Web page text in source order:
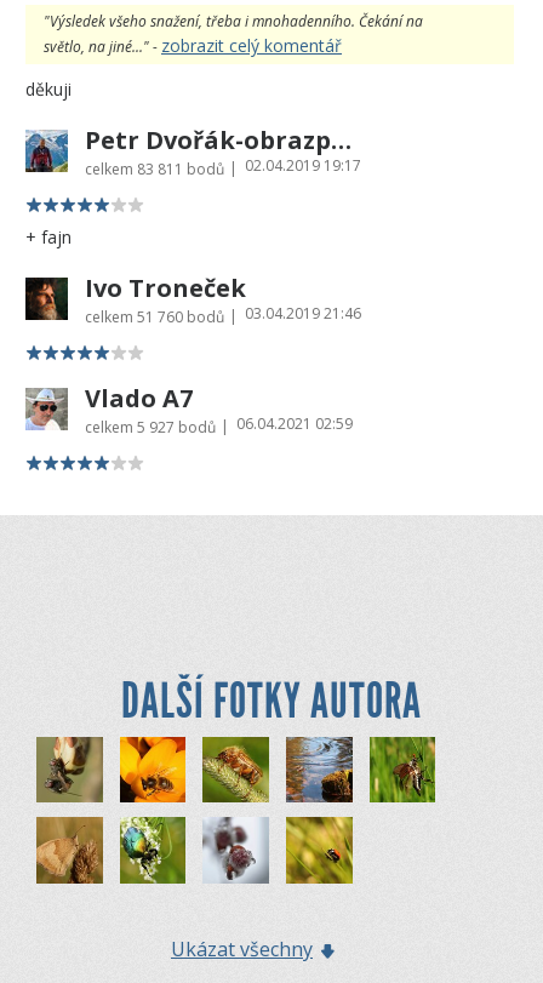
"Výsledek všeho snažení, třeba i mnohadenního. Čekání na
světlo, na jiné..." - zobrazit celý komentář
děkuji
Petr Dvořák-obrazprovas.cz
celkem 83 811 bodů | 02.04.2019 19:17
+ fajn
Ivo Troneček
celkem 51 760 bodů | 03.04.2019 21:46
Vlado A7
celkem 5 927 bodů | 06.04.2021 02:59
DALŠÍ FOTKY AUTORA
Ukázat všechny